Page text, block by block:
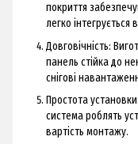
покриття
легко інтегрується
Довговічність:
панель стійка до
снігові
Простота
система роблять
вартість монтажу.